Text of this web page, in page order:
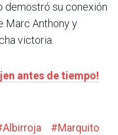
demostró su conexión
Marc Anthony y
victoria.
antes de tiempo!
Albirroja #Marquito